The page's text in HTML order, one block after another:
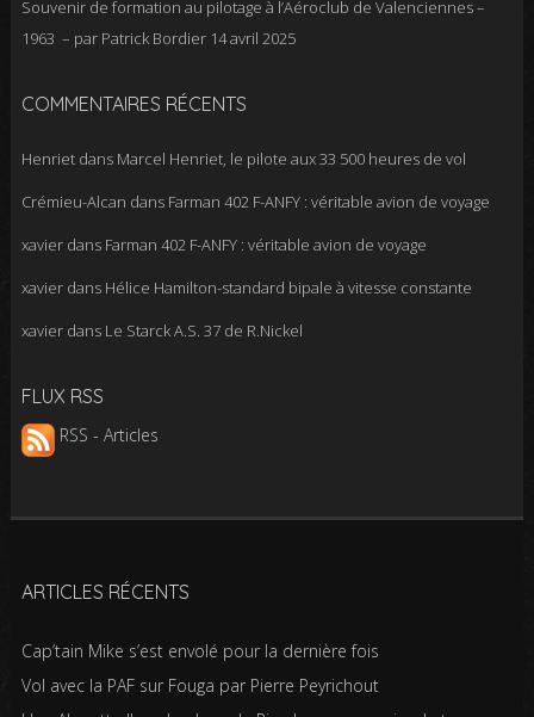
Souvenir de formation au pilotage à l’Aéroclub de Valenciennes –
1963 – par Patrick Bordier 14 avril 2025
COMMENTAIRES RÉCENTS
Henrietdans Marcel Henriet, le pilote aux 33 500 heures de vol
Crémieu-Alcan dans Farman 402 F-ANFY : véritable avion de voyage
xavierdans Farman 402 F-ANFY : véritable avion de voyage
xavierdans Hélice Hamilton-standard bipale à vitesse constante
xavierdans Le Starck A.S. 37 de R.Nickel
FLUX RSS
RSS - Articles
ARTICLES RÉCENTS
Cap’tain Mike s’est envolé pour la dernière fois
Vol avec la PAF sur Fouga par Pierre Peyrichout